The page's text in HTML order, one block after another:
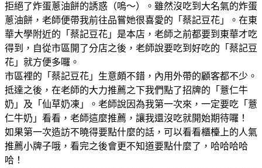
拒絕了炸蛋蔥油餅的誘惑（嗚～）。雖然沒吃到大名氣的炸蛋
蔥油餅，老師便帶我前往品嘗她很喜愛的「蔡記豆花」。在東
華大學附近的「蔡記豆花」是本店，老師之前都要到東華才吃
得到，自從市區開了分店之後，老師說要吃到好吃的「蔡記豆
花」就方便多囉。
市區裡的「蔡記豆花」生意頗不錯，內用外帶的顧客都不少。
抵達之後，在老師的大力推薦之下我們點了招牌的「薏仁牛
奶」及「仙草奶凍」。老師說因為我第一次來，一定要吃「薏
仁牛奶」看看，老師這麼推薦，讓我還沒吃就開始期待囉！
如果第一次造訪不曉得要點什麼的話，可以看看櫃檯上的人氣
推薦小牌子哦，看完之後會更不知道要點什麼了，哈哈哈哈
哈！